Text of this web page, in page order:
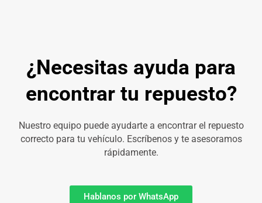
¿Necesitas ayuda para
encontrar tu repuesto?
Nuestro equipo puede ayudarte a encontrar el repuesto
correcto para tu vehículo. Escríbenos y te asesoramos
rápidamente.
Hablanos por WhatsApp